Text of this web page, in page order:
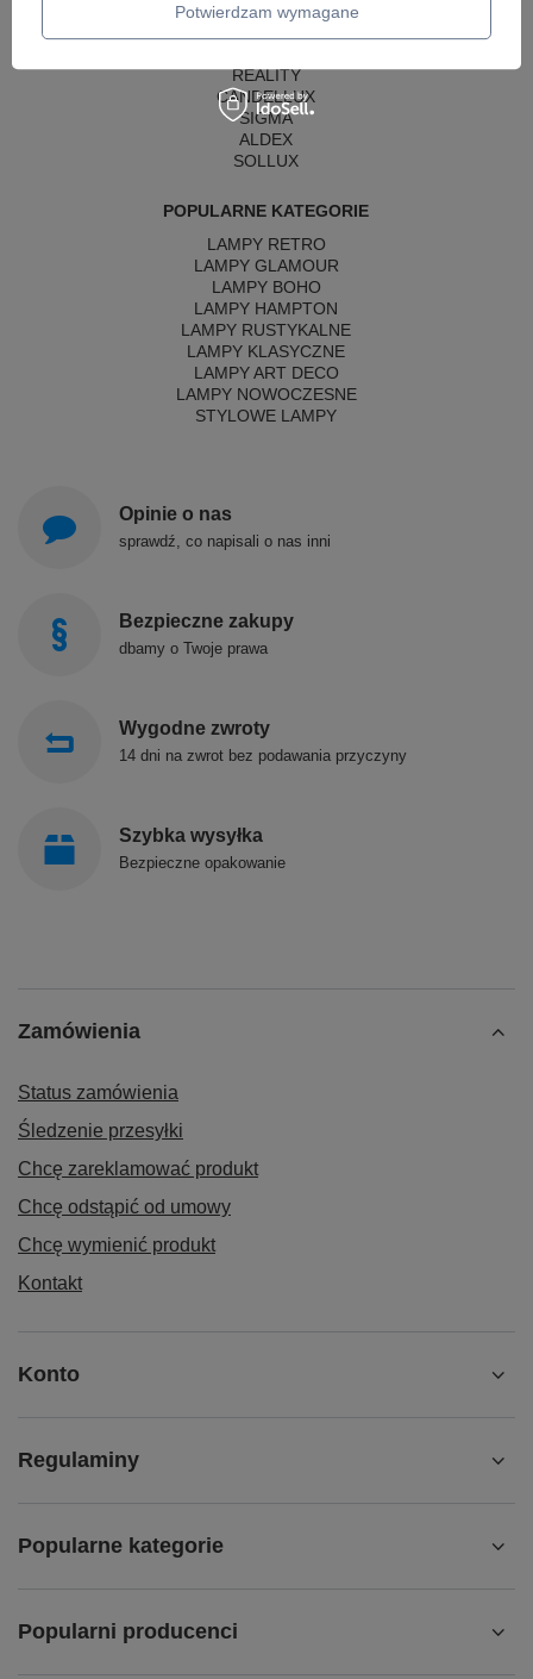
ITALUX
REALITY
CANDELLUX
SIGMA
ALDEX
SOLLUX
POPULARNE KATEGORIE
LAMPY RETRO
LAMPY GLAMOUR
LAMPY BOHO
LAMPY HAMPTON
LAMPY RUSTYKALNE
LAMPY KLASYCZNE
LAMPY ART DECO
LAMPY NOWOCZESNE
STYLOWE LAMPY
Opinie o nas
sprawdź, co napisali o nas inni
Bezpieczne zakupy
dbamy o Twoje prawa
Wygodne zwroty
14 dni na zwrot bez podawania przyczyny
Szybka wysyłka
Bezpieczne opakowanie
Zamówienia
Status zamówienia
Śledzenie przesyłki
Chcę zareklamować produkt
Chcę odstąpić od umowy
Chcę wymienić produkt
Kontakt
Konto
Regulaminy
Popularne kategorie
Popularni producenci
Potwierdzam wymagane